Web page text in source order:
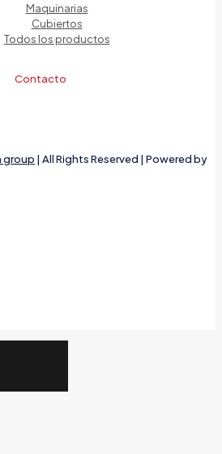
Maquinarias
Cubiertos
Todos los productos
Contacto
group | All Rights Reserved | Powered by